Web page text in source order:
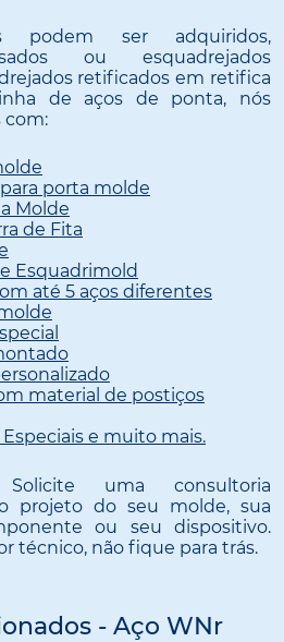
podem ser adquiridos,
ou esquadrejados
retificados em retifica
de aços de ponta, nós
com:
porta molde
Molde
de Fita
Esquadrimold
até 5 aços diferentes
material de postiços
e muito mais.
uma consultoria
projeto do seu molde, sua
ou seu dispositivo.
técnico, não fique para trás.
- Aço WNr